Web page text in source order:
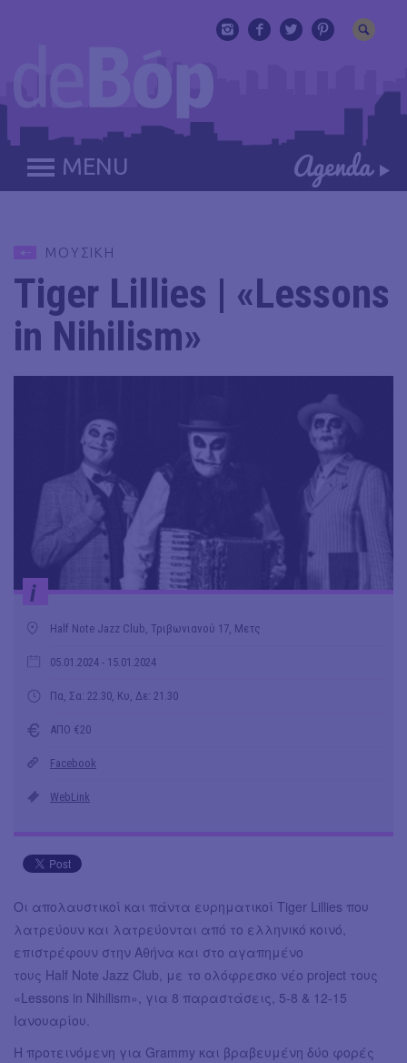
MENU
ΜΟΥΣΙΚΗ
Tiger Lillies | «Lessons
in Nihilism»
i
Half Note Jazz Club, Τριβωνιανού 17, Μετς
05.01.2024 - 15.01.2024
Πα, Σα: 22.30, Κυ, Δε: 21.30
ΑΠΟ €20
Facebook
WebLink
Οι απολαυστικοί και πάντα ευρηματικοί Tiger Lillies που
λατρεύουν και λατρεύονται από το ελληνικό κοινό,
επιστρέφουν στην Αθήνα και στο αγαπημένο
τους Half Note Jazz Club, με το ολόφρεσκο νέο project τους
«Lessons in Nihilism», για 8 παραστάσεις, 5-8 & 12-15
Ιανουαρίου.
Η προτεινόμενη για Grammy και βραβευμένη δύο φορές